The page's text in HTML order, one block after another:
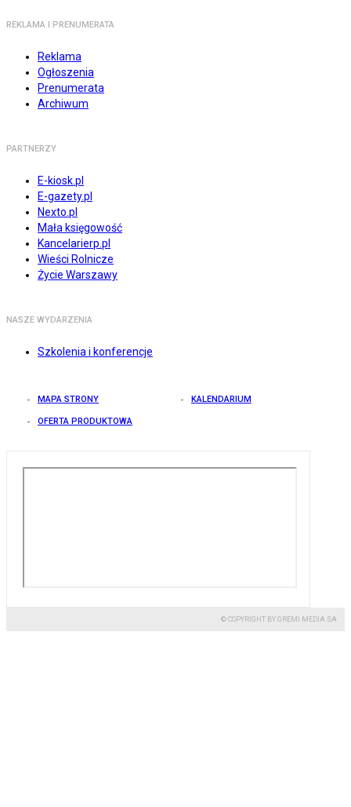
REKLAMA I PRENUMERATA
Reklama
Ogłoszenia
Prenumerata
Archiwum
PARTNERZY
E-kiosk.pl
E-gazety.pl
Nexto.pl
Mała księgowość
Kancelarierp.pl
Wieści Rolnicze
Życie Warszawy
NASZE WYDARZENIA
Szkolenia i konferencje
MAPA STRONY KALENDARIUM
OFERTA PRODUKTOWA
© COPYRIGHT BY GREMI MEDIA SA